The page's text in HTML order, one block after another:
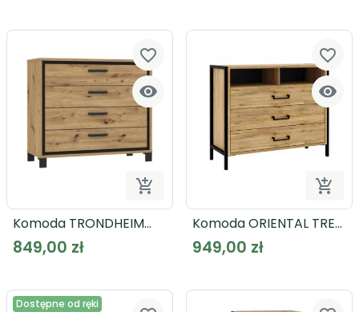


Dodaj do koszyka
favorite_border
Komoda TRONDHEIM
TDHK211
849,00 zł


favorite_border
Komoda ORIENTAL TREE
HUDK212
949,00 zł
Dostępne od ręki